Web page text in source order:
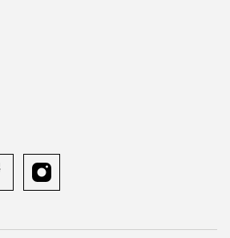
instagram